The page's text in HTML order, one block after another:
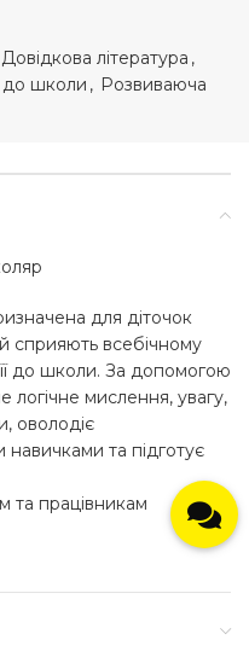
Довідкова література ,
до школи , Розвиваюча
для діточок
сприяють всебічному
до школи. За допомогою
логічне мислення, увагу,
оволодіє
та підготує
та працівникам